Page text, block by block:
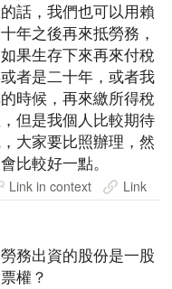
話，我們也可以用賴
年之後再來抵勞務，
果生存下來再來付稅
者是二十年，或者我
時候，再來繳所得稅
但是我個人比較期待
大家要比照辦理，然
比較好一點。
Link in context Link
務出資的股份是一股
權？